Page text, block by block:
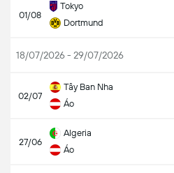
01/08
Tokyo
Dortmund
18/07/2026 - 29/07/2026
02/07
Tây Ban Nha
Áo
27/06
Algeria
Áo